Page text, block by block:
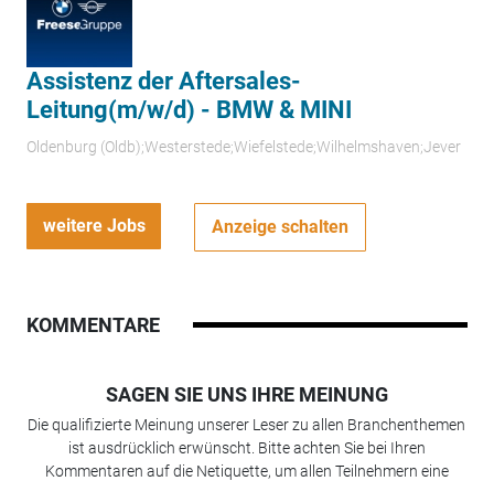
Assistenz der Aftersales-
Leitung(m/w/d) - BMW & MINI
Oldenburg (Oldb);Westerstede;Wiefelstede;Wilhelmshaven;Jever
weitere Jobs Anzeige schalten
KOMMENTARE
SAGEN SIE UNS IHRE MEINUNG
Die qualifizierte Meinung unserer Leser zu allen Branchenthemen
ist ausdrücklich erwünscht. Bitte achten Sie bei Ihren
Kommentaren auf die Netiquette, um allen Teilnehmern eine